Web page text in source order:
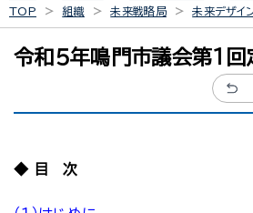
TOP
組織 未来戦略局 未来デザイ
令和５年鳴門市議会第１回
◆ 目 次